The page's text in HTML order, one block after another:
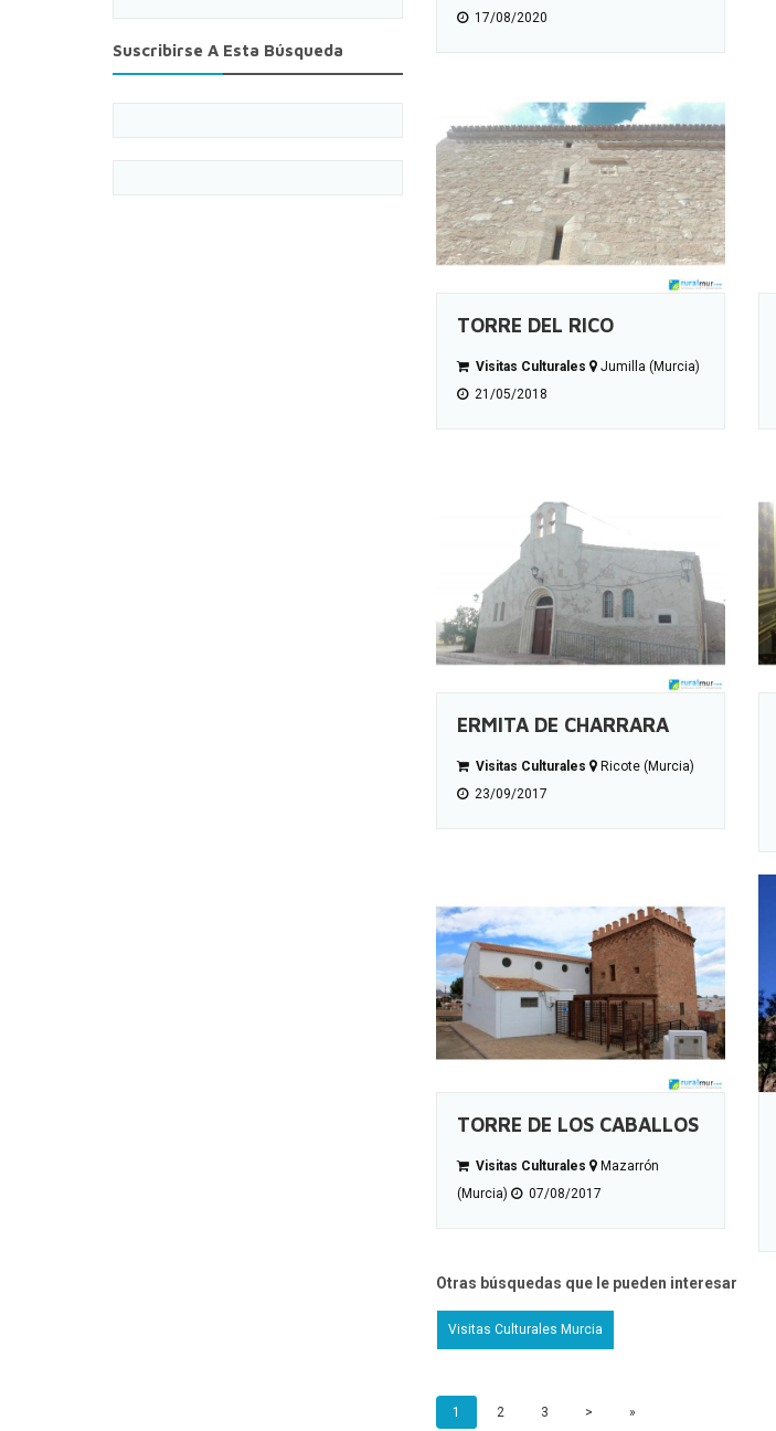
Suscribirse A Esta Búsqueda
17/08/2020
TORRE DEL RICO
Visitas Culturales
Jumilla (Murcia)
21/05/2018
ERMITA DE CHARRARA
Visitas Culturales
Ricote (Murcia)
23/09/2017
TORRE DE LOS CABALLOS
Visitas Culturales
Mazarrón
(Murcia)
07/08/2017
Otras búsquedas que le pueden interesar
Visitas Culturales Murcia
1 2 3 > »